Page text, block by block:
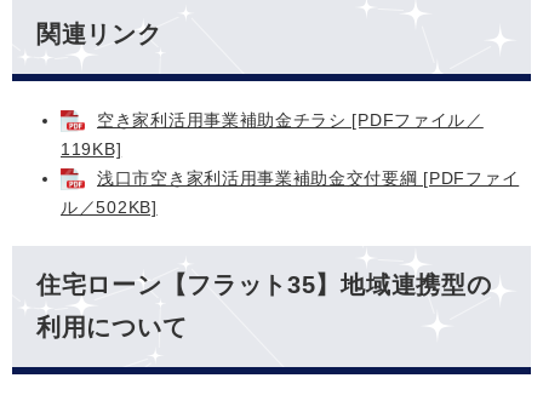
関連リンク
空き家利活用事業補助金チラシ [PDFファイル／
119KB]
浅口市空き家利活用事業補助金交付要綱 [PDFファイ
ル／502KB]
住宅ローン【フラット35】地域連携型の
利用について